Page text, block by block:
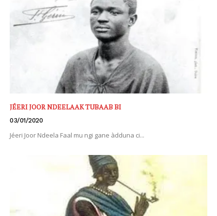
JÉERI JOOR NDEELAAK TUBAAB BI
03/01/2020
Jéeri Joor Ndeela Faal mu ngi gane àdduna ci...